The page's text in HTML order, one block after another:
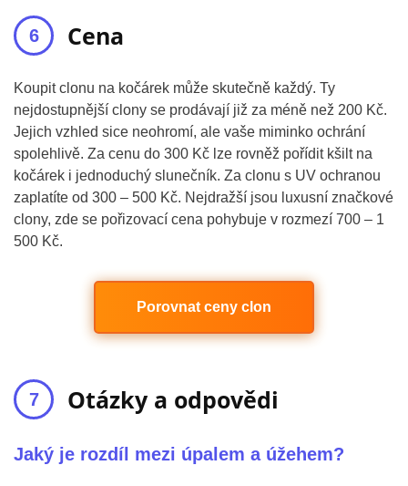
Cena
Koupit clonu na kočárek může skutečně každý. Ty
nejdostupnější clony se prodávají již za méně než 200 Kč.
Jejich vzhled sice neohromí, ale vaše miminko ochrání
spolehlivě. Za cenu do 300 Kč lze rovněž pořídit kšilt na
kočárek i jednoduchý slunečník. Za clonu s UV ochranou
zaplatíte od 300 – 500 Kč. Nejdražší jsou luxusní značkové
clony, zde se pořizovací cena pohybuje v rozmezí 700 – 1
500 Kč.
Porovnat ceny clon
Otázky a odpovědi
Jaký je rozdíl mezi úpalem a úžehem?